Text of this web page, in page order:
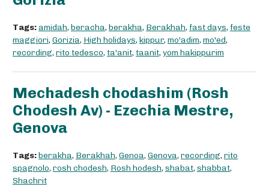
Tags:amidah, beracha, berakha, Berakhah, fast days, feste
maggiori, Gorizia, High holidays, kippur, mo'adim, mo'ed,
recording, rito tedesco, ta'anit, taanit, yom hakippurim
Mechadesh chodashim (Rosh
Chodesh Av) - Ezechia Mestre,
Genova
Tags:berakha, Berakhah, Genoa, Genova, recording, rito
spagnolo, rosh chodesh, Rosh hodesh, shabat, shabbat,
Shachrit